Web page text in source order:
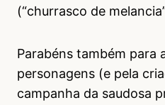
(“churrasco de
Parabéns também para
personagens (e pela
campanha da saudosa